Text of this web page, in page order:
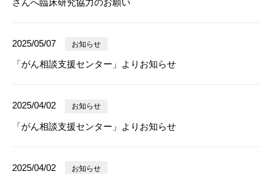
2025/05/07 お知らせ
「がん相談支援センター」よりお知らせ
2025/04/02 お知らせ
「がん相談支援センター」よりお知らせ
2025/04/02 お知らせ